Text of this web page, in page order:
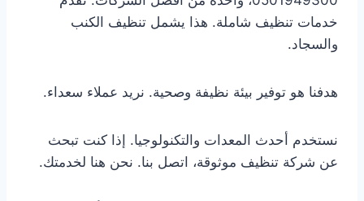
خدمات تنظيف شاملة. هذا يشمل تنظيف الكنب
والسجاد.
هدفنا هو توفير بيئة نظيفة وصحية. نريد عملاء سعداء.
نستخدم أحدث المعدات والتكنولوجيا. إذا كنت تبحث
عن شركة تنظيف موثوقة، اتصل بنا. نحن هنا لخدمتك.